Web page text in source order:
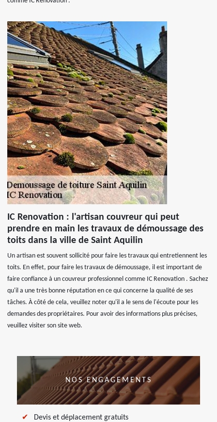
IC Renovation : l'artisan couvreur qui peut
prendre en main les travaux de démoussage des
toits dans la ville de Saint Aquilin
Un artisan est souvent sollicité pour faire les travaux qui entretiennent les
toits. En effet, pour faire les travaux de démoussage, il est important de
faire confiance à un couvreur professionnel comme IC Renovation . Sachez
qu'il a une très bonne réputation en ce qui concerne la qualité de ses
tâches. À côté de cela, veuillez noter qu'il a le sens de l'écoute pour les
demandes des propriétaires. Pour avoir des informations plus précises,
veuillez visiter son site web.
NOS ENGAGEMENTS
Devis et déplacement gratuits